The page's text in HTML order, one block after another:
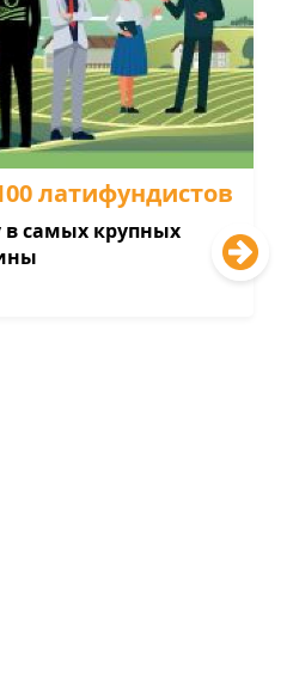
латифундистов
самых крупных